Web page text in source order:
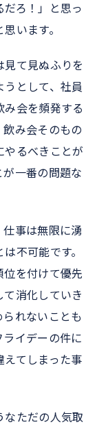
だろ！」と思っ
います。
見て見ぬふりを
として、社員
み会を頻発する
み会そのもの
やるべきことが
一番の問題な
事は無限に湧
不可能です。
位を付けて優先
消化していき
れないことも
イデーの件に
えてしまった事
なただの人気取